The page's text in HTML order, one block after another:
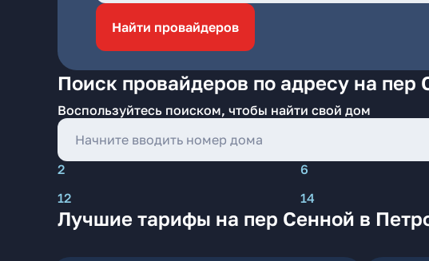
Найти провайдеров
Поиск провайдеров по адресу на пер
Воспользуйтесь поиском, чтобы найти свой дом
2 6
12
14
Лучшие тарифы на пер Сенной в